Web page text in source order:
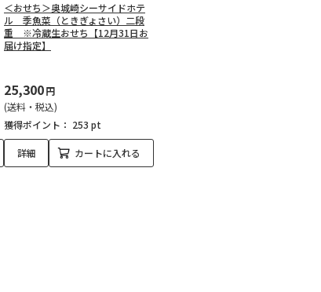
＜おせち＞奥城崎シーサイドホテ
ル 季魚菜（ときぎょさい）二段
重 ※冷蔵生おせち【12月31日お
届け指定】
25,300円
(送料・税込)
獲得ポイント： 253 pt
詳細 カートに入れる